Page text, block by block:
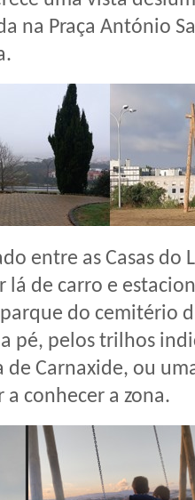
na Praça António
entre as Casas do
lá de carro e
do cemitério
pé, pelos trilhos
de Carnaxide, ou
a conhecer a zona.